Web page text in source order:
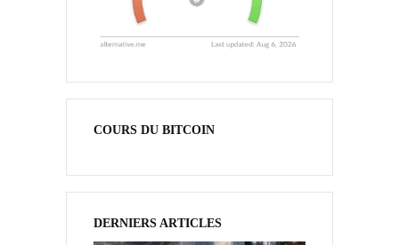
COURS DU BITCOIN
DERNIERS ARTICLES